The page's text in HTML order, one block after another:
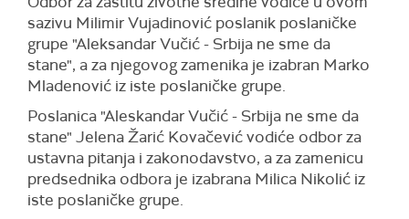
sazivu Milimir Vujadinović poslanik poslaničke
grupe "Aleksandar Vučić - Srbija ne sme da
stane", a za njegovog zamenika je izabran Marko
Mladenović iz iste poslaničke grupe.
Poslanica "Aleskandar Vučić - Srbija ne sme da
stane" Jelena Žarić Kovačević vodiće odbor za
ustavna pitanja i zakonodavstvo, a za zamenicu
predsednika odbora je izabrana Milica Nikolić iz
iste poslaničke grupe.